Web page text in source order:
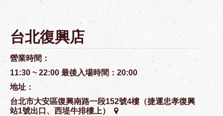
台北復興店
營業時間：
11:30 ~ 22:00 最後入場時間：20:00
地址：
台北市大安區復興南路一段152號4樓（捷運忠孝復興
站1號出口、西堤牛排樓上）